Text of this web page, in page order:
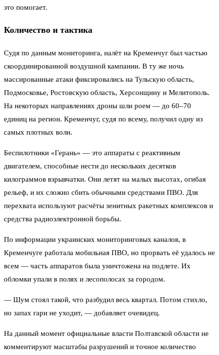
это помогает.
Количество и тактика
Судя по данным мониторинга, налёт на Кременчуг был частью
скоординированной воздушной кампании. В ту же ночь
массированные атаки фиксировались на Тульскую область,
Подмосковье, Ростовскую область, Херсонщину и Мелитополь.
На некоторых направлениях дроны шли роем — до 60–70
единиц на регион. Кременчуг, судя по всему, получил одну из
самых плотных волн.
Беспилотники «Герань» — это аппараты с реактивным
двигателем, способные нести до нескольких десятков
килограммов взрывчатки. Они летят на малых высотах, огибая
рельеф, и их сложно сбить обычными средствами ПВО. Для
перехвата используют расчёты зенитных ракетных комплексов и
средства радиоэлектронной борьбы.
По информации украинских мониторинговых каналов, в
Кременчуге работала мобильная ПВО, но прорвать её удалось не
всем — часть аппаратов была уничтожена на подлете. Их
обломки упали в полях и лесополосах за городом.
— Шум стоял такой, что разбудил весь квартал. Потом стихло,
но запах гари не уходит, — добавляет очевидец.
На данный момент официальные власти Полтавской области не
комментируют масштабы разрушений и точное количество